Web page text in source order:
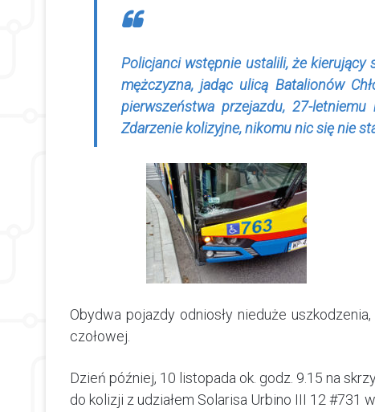
Policjanci wstępnie ustalili, że kierujący
mężczyzna, jadąc ulicą Batalionów
pierwszeństwa przejazdu, 27-
Zdarzenie kolizyjne, nikomu nic się nie
Obydwa pojazdy odniosły nieduże
czołowej.
Dzień później, 10 listopada ok. godz. 9.15 na
do kolizji z udziałem Solarisa Urbino III 12 #731